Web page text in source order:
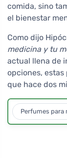
comida, sino
el bienestar
Como dijo
medicina y tu
actual llena de
opciones,
que hace dos
Perfumes para